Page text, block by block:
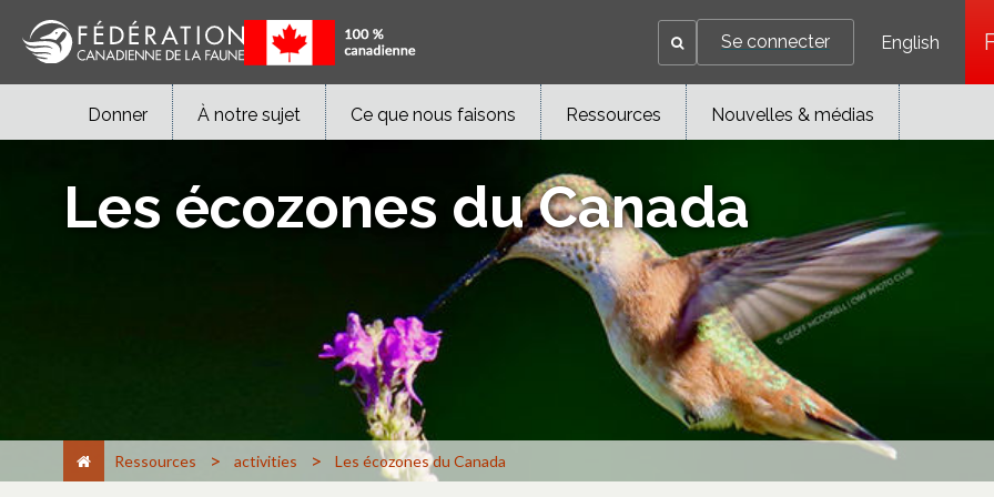
Se connecter English
Donner À notre sujet Ce que nous faisons Ressources Nouvelles & médias
Les écozones du Canada
Ressources > activities > Les écozones du Canada